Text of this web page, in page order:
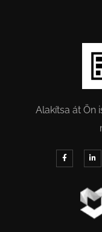
Alakítsa át Ön